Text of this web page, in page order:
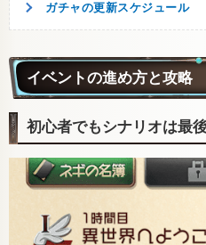
ガチャの更新スケジュール
イベントの進め方と攻略
初心者でもシナリオは最